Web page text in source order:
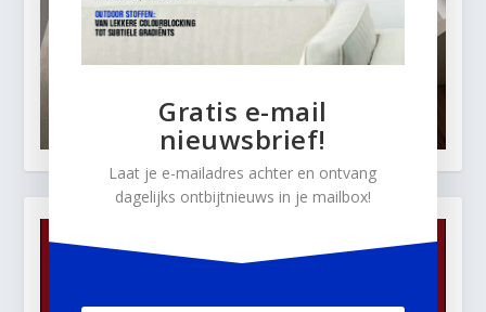
Gratis e-mail
nieuwsbrief!
Laat je e-mailadres achter en ontvang
dagelijks ontbijtnieuws in je mailbox!